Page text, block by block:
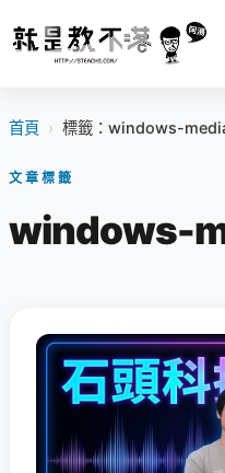
首頁 › 標籤：windows-
文章標籤
windows-